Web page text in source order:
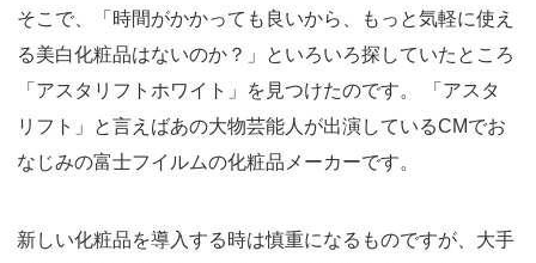
そこで、「時間がかかっても良いから、もっと気軽に使え
る美白化粧品はないのか？」といろいろ探していたところ
「アスタリフトホワイト」を見つけたのです。 「アスタ
リフト」と言えばあの大物芸能人が出演しているCMでお
なじみの富士フイルムの化粧品メーカーです。
新しい化粧品を導入する時は慎重になるものですが、大手